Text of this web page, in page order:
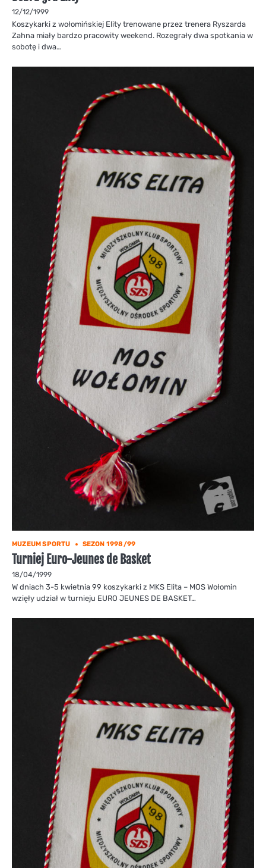
12/12/1999
Koszykarki z wołomińskiej Elity trenowane przez trenera Ryszarda
Zahna miały bardzo pracowity weekend. Rozegrały dwa spotkania w
sobotę i dwa…
MUZEUM SPORTU SEZON 1998/99
Turniej Euro-Jeunes de Basket
18/04/1999
W dniach 3-5 kwietnia 99 koszykarki z MKS Elita – MOS Wołomin
wzięły udział w turnieju EURO JEUNES DE BASKET…